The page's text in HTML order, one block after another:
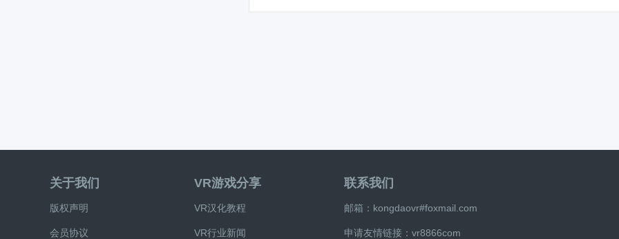
关于我们
版权声明
会员协议
VR游戏分享
VR汉化教程
VR行业新闻
联系我们
邮箱：kongdaovr#foxmail.com
申请友情链接：vr8866com